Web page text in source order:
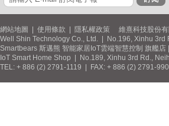
網站地圖 使用條款 隱私權政策 維熹科技股份
Well Shin Technology Co., Ltd. | No.196, Xinhu
Smartbears 斯邁熊 智能家居IoT雲端智慧控制 旗艦
IoT Smart Home Shop | No.189, Xinhu 3rd Rd.,
TEL: + 886 (2) 2791-1119 | FAX: + 886 (2) 2791-